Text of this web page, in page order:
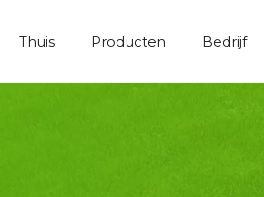
Thuis Producten Bedrijf